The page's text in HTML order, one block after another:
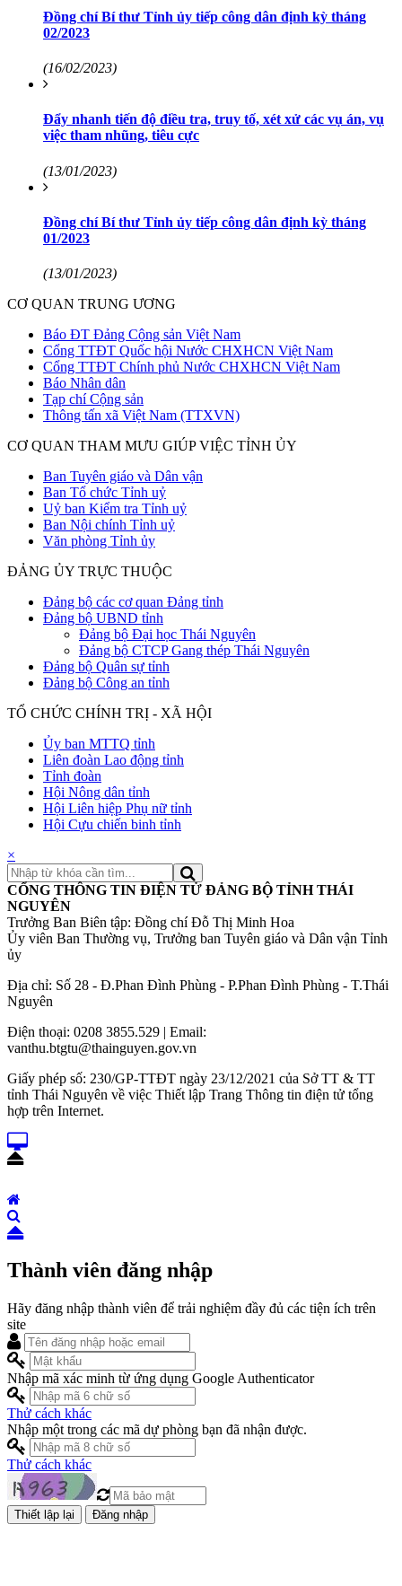
Đồng chí Bí thư Tỉnh ủy tiếp công dân định kỳ tháng
02/2023
(16/02/2023)
Đẩy nhanh tiến độ điều tra, truy tố, xét xử các vụ án, vụ
việc tham nhũng, tiêu cực
(13/01/2023)
Đồng chí Bí thư Tỉnh ủy tiếp công dân định kỳ tháng
01/2023
(13/01/2023)
CƠ QUAN TRUNG ƯƠNG
Báo ĐT Đảng Cộng sản Việt Nam
Cổng TTĐT Quốc hội Nước CHXHCN Việt Nam
Cổng TTĐT Chính phủ Nước CHXHCN Việt Nam
Báo Nhân dân
Tạp chí Cộng sản
Thông tấn xã Việt Nam (TTXVN)
CƠ QUAN THAM MƯU GIÚP VIỆC TỈNH ỦY
Ban Tuyên giáo và Dân vận
Ban Tổ chức Tỉnh uỷ
Uỷ ban Kiểm tra Tỉnh uỷ
Ban Nội chính Tỉnh uỷ
Văn phòng Tỉnh ủy
ĐẢNG ỦY TRỰC THUỘC
Đảng bộ các cơ quan Đảng tỉnh
Đảng bộ UBND tỉnh
Đảng bộ Đại học Thái Nguyên
Đảng bộ CTCP Gang thép Thái Nguyên
Đảng bộ Quân sự tỉnh
Đảng bộ Công an tỉnh
TỔ CHỨC CHÍNH TRỊ - XÃ HỘI
Ủy ban MTTQ tỉnh
Liên đoàn Lao động tỉnh
Tỉnh đoàn
Hội Nông dân tỉnh
Hội Liên hiệp Phụ nữ tỉnh
Hội Cựu chiến binh tỉnh
×
CỔNG THÔNG TIN ĐIỆN TỬ ĐẢNG BỘ TỈNH THÁI
NGUYÊN
Trưởng Ban Biên tập: Đồng chí Đỗ Thị Minh Hoa
Ủy viên Ban Thường vụ, Trưởng ban Tuyên giáo và Dân vận Tỉnh
ủy
Địa chỉ: Số 28 - Đ.Phan Đình Phùng - P.Phan Đình Phùng - T.Thái
Nguyên
Điện thoại: 0208 3855.529 | Email:
vanthu.btgtu@thainguyen.gov.vn
Giấy phép số: 230/GP-TTĐT ngày 23/12/2021 của Sở TT & TT
tỉnh Thái Nguyên về việc Thiết lập Trang Thông tin điện tử tổng
hợp trên Internet.
Thành viên đăng nhập
Hãy đăng nhập thành viên để trải nghiệm đầy đủ các tiện ích trên
site
Nhập mã xác minh từ ứng dụng Google Authenticator
Thử cách khác
Nhập một trong các mã dự phòng bạn đã nhận được.
Thử cách khác
Đăng nhập